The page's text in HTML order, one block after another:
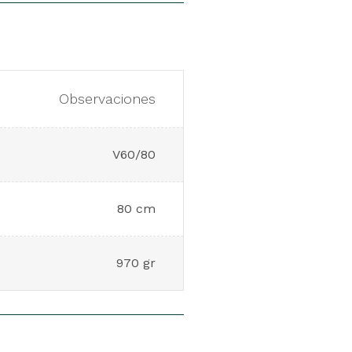
Observaciones
V60/80
80 cm
970 gr